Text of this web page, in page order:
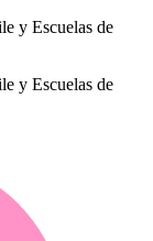
y Escuelas de
y Escuelas de